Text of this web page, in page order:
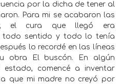
por la dicha de tener al
Para mi se acabaron las
el cura que llegó era
todo sentido y todo lo tenía
lo recordé en las líneas
obra El buscón. En algún
comencé a inventar
que mi madre no creyó por